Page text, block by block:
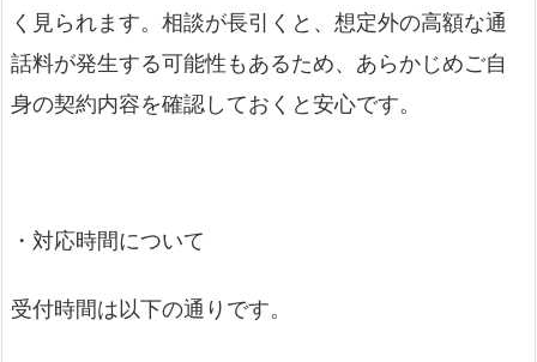
く見られます。相談が長引くと、想定外の高額な通
話料が発生する可能性もあるため、あらかじめご自
身の契約内容を確認しておくと安心です。
・対応時間について
受付時間は以下の通りです。